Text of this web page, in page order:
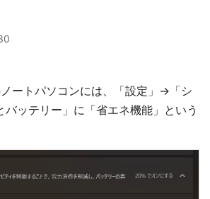
ートパソコンには、「設定」→「シ
ッテリー」に「省エネ機能」という